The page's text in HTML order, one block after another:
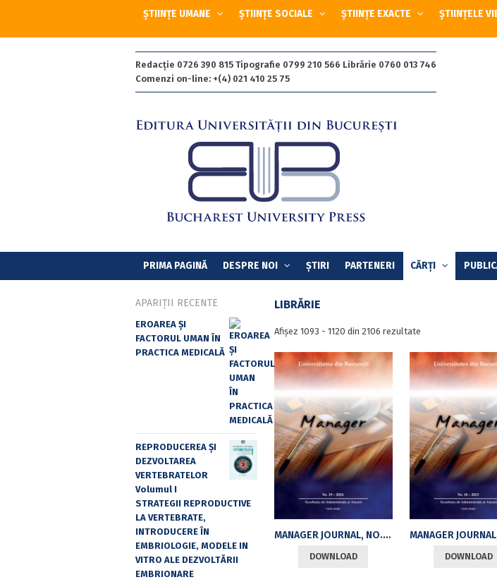
ȘTIINȚE UMANE ȘTIINȚE SOCIALE ȘTIINȚE EXACTE ȘTIINȚELE
Redacție 0726 390 815 Tipografie 0799 210 566 Librărie 0760 013 746
Comenzi on-line: +(4) 021 410 25 75
PRIMA PAGINĂ DESPRE NOI ȘTIRI PARTENERI CĂRȚI
LIBRĂRIE
Afișez 1093 - 1120 din 2106 rezultateSortat
cele
mai
recente
MANAGER JOURNAL, NO. 19/2014, NEW SERIES
DOWNLOAD DOWNLOAD
APARIȚII RECENTE
EROAREA ȘI
FACTORUL UMAN ÎN
PRACTICA MEDICALĂ
REPRODUCEREA ȘI
DEZVOLTAREA
VERTEBRATELOR
Volumul I
STRATEGII REPRODUCTIVE
LA VERTEBRATE,
INTRODUCERE ÎN
EMBRIOLOGIE, MODELE IN
VITRO ALE DEZVOLTĂRII
EMBRIONARE